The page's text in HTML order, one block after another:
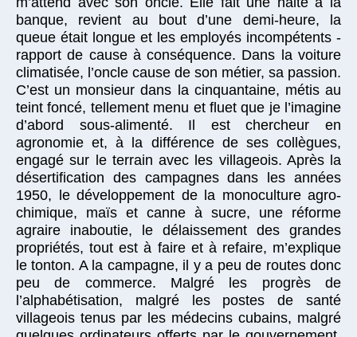
banque, revient au bout d’une demi-heure, la
queue était longue et les employés incompétents -
rapport de cause à conséquence. Dans la voiture
climatisée, l’oncle cause de son métier, sa passion.
C’est un monsieur dans la cinquantaine, métis au
teint foncé, tellement menu et fluet que je l’imagine
d’abord sous-alimenté. Il est chercheur en
agronomie et, à la différence de ses collègues,
engagé sur le terrain avec les villageois. Après la
désertification des campagnes dans les années
1950, le développement de la monoculture agro-
chimique, maïs et canne à sucre, une réforme
agraire inaboutie, le délaissement des grandes
propriétés, tout est à faire et à refaire, m’explique
le tonton. A la campagne, il y a peu de routes donc
peu de commerce. Malgré les progrès de
l’alphabétisation, malgré les postes de santé
villageois tenus par les médecins cubains, malgré